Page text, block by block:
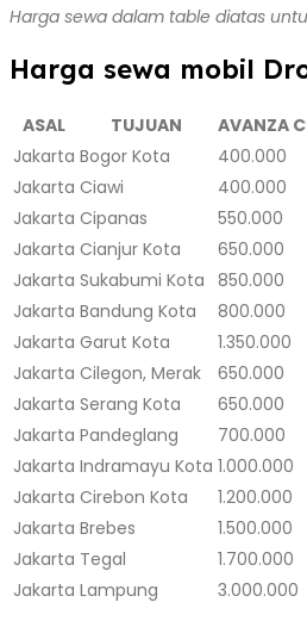
Harga sewa dalam table diatas
Harga sewa mobil
ASAL TUJUAN AVANZA
Jakarta Bogor Kota 400.000
Jakarta Ciawi 400.000
Jakarta Cipanas 550.000
Jakarta Cianjur Kota 650.000
Jakarta Sukabumi Kota 850.000
Jakarta Bandung Kota 800.000
Jakarta Garut Kota 1.350.000
Jakarta Cilegon, Merak 650.000
Jakarta Serang Kota 650.000
Jakarta Pandeglang 700.000
Jakarta Indramayu Kota 1.000.000
Jakarta Cirebon Kota 1.200.000
Jakarta Brebes 1.500.000
Jakarta Tegal 1.700.000
Jakarta Lampung 3.000.000